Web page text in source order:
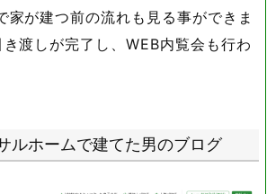
家が建つ前の流れも見る事ができま
渡しが完了し、WEB内覧会も行わ
ホームで建てた男のブログ